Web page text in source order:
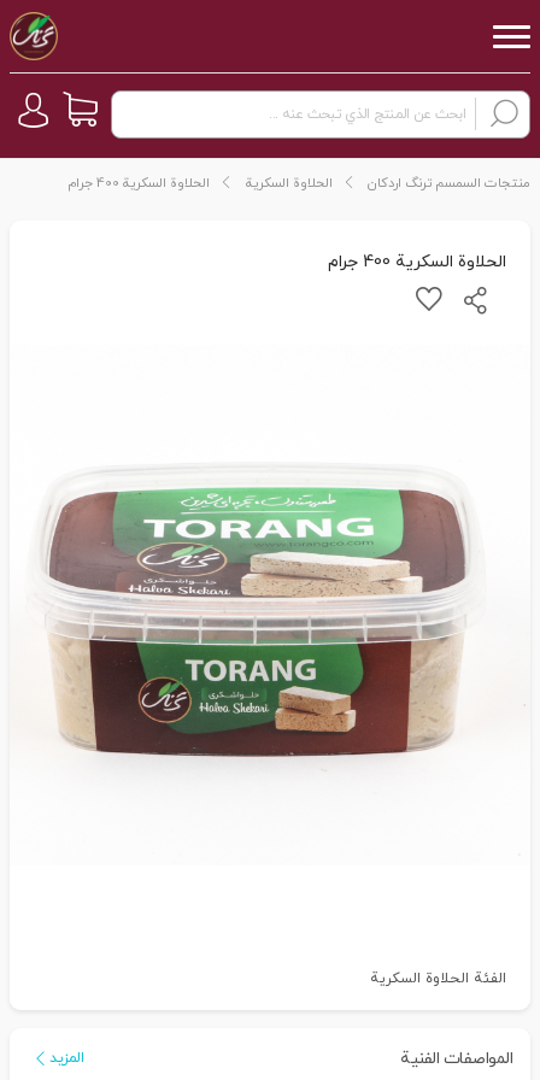
منتجات السمسم ترنگ اردکان الحلاوة السکریة الحلاوة السکریة 400 جرام
الحلاوة السکریة 400 جرام
الفئة الحلاوة السکریة
المواصفات الفنية المزيد